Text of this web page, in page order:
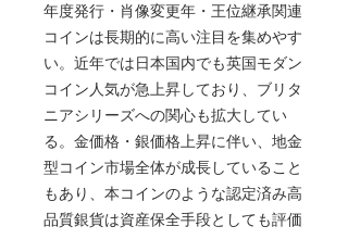
年度発行・肖像変更年・王位継承関連
コインは長期的に高い注目を集めやす
い。近年では日本国内でも英国モダン
コイン人気が急上昇しており、ブリタ
ニアシリーズへの関心も拡大してい
る。金価格・銀価格上昇に伴い、地金
型コイン市場全体が成長していること
もあり、本コインのような認定済み高
品質銀貨は資産保全手段としても評価